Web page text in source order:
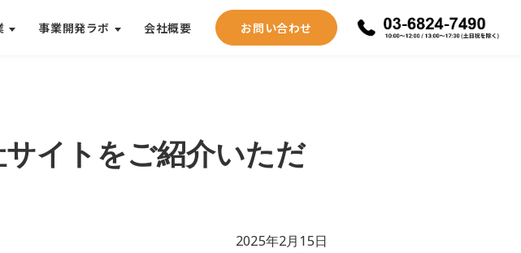
事業開発ラボ 会社概要 お問い合わせ
イトをご紹介いただ
2025年2月15日